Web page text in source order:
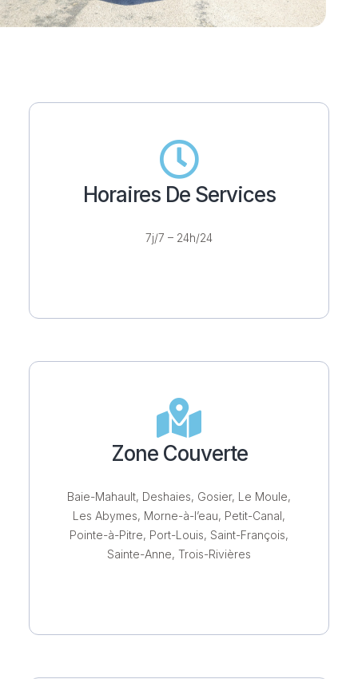
Horaires De Services
7j/7 – 24h/24
Zone Couverte
Baie-Mahault, Deshaies, Gosier, Le Moule,
Les Abymes, Morne-à-l’eau, Petit-Canal,
Pointe-à-Pitre, Port-Louis, Saint-François,
Sainte-Anne, Trois-Rivières